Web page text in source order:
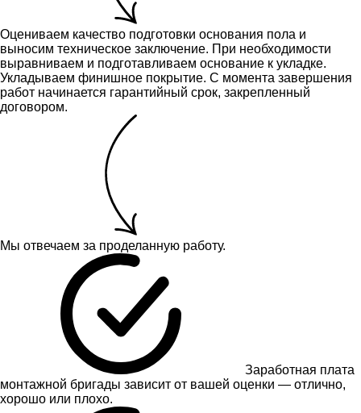
Оцениваем качество подготовки основания пола и
выносим техническое заключение. При необходимости
выравниваем и подготавливаем основание к укладке.
Укладываем финишное покрытие. С момента завершения
работ начинается гарантийный срок, закрепленный
договором.
Мы отвечаем за проделанную работу.
Заработная плата
монтажной бригады зависит от вашей оценки — отлично,
хорошо или плохо.